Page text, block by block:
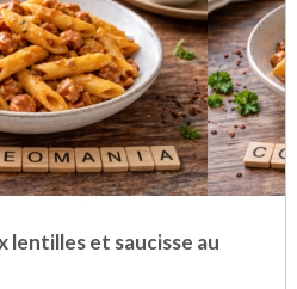
lentilles et saucisse au